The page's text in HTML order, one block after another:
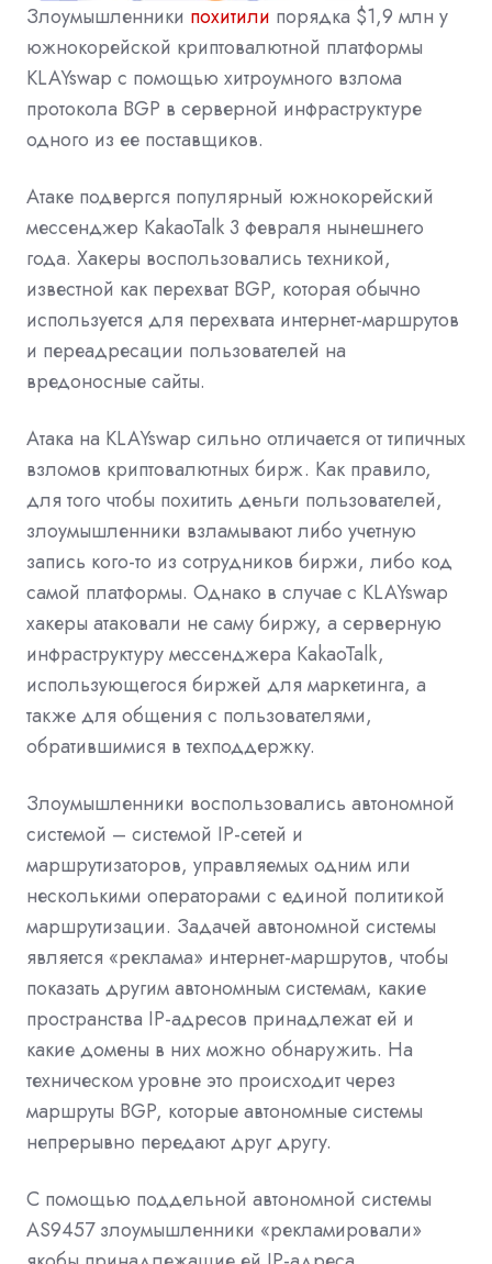
Злоумышленники похитили порядка $1,9 млн у
южнокорейской криптовалютной платформы
KLAYswap с помощью хитроумного взлома
протокола BGP в серверной инфраструктуре
одного из ее поставщиков.
Атаке подвергся популярный южнокорейский
мессенджер KakaoTalk 3 февраля нынешнего
года. Хакеры воспользовались техникой,
известной как перехват BGP, которая обычно
используется для перехвата интернет-маршрутов
и переадресации пользователей на
вредоносные сайты.
Атака на KLAYswap сильно отличается от типичных
взломов криптовалютных бирж. Как правило,
для того чтобы похитить деньги пользователей,
злоумышленники взламывают либо учетную
запись кого-то из сотрудников биржи, либо код
самой платформы. Однако в случае с KLAYswap
хакеры атаковали не саму биржу, а серверную
инфраструктуру мессенджера KakaoTalk,
использующегося биржей для маркетинга, а
также для общения с пользователями,
обратившимися в техподдержку.
Злоумышленники воспользовались автономной
системой – системой IP-сетей и
маршрутизаторов, управляемых одним или
несколькими операторами с единой политикой
маршрутизации. Задачей автономной системы
является «реклама» интернет-маршрутов, чтобы
показать другим автономным системам, какие
пространства IP-адресов принадлежат ей и
какие домены в них можно обнаружить. На
техническом уровне это происходит через
маршруты BGP, которые автономные системы
непрерывно передают друг другу.
С помощью поддельной автономной системы
AS9457 злоумышленники «рекламировали»